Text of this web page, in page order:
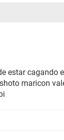
estar cagando
maricon